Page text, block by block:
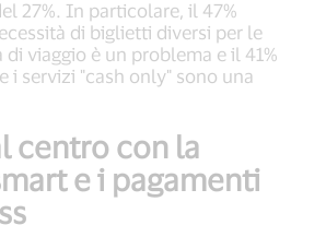
27%. In particolare, il 47%
di biglietti diversi per le
viaggio è un problema e il 41%
i servizi "cash only" sono una
centro con la
e i pagamenti